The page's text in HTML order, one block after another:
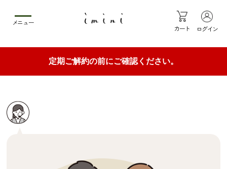
メニュー
カート ログイン
定期ご解約の前にご確認ください。